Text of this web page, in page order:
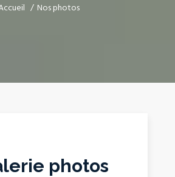
Nos photos
photos